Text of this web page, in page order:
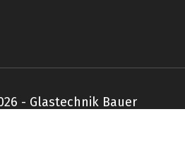
- Glastechnik Bauer